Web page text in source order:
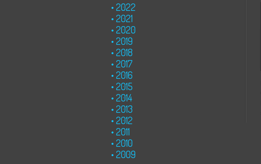
2022
2021
2020
2019
2018
2017
2016
2015
2014
2013
2012
2011
2010
2009